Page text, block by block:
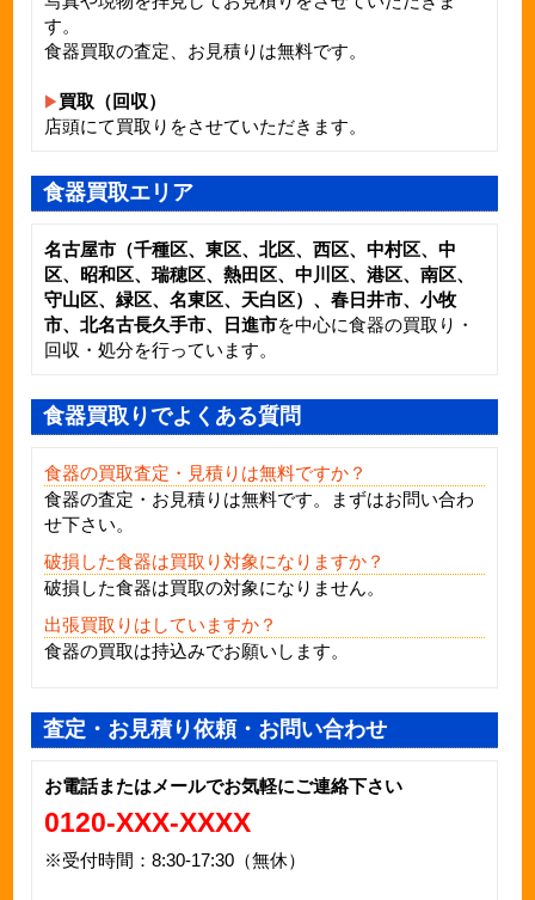
す。
食器買取の査定、お見積りは無料です。
買取（回収）
店頭にて買取りをさせていただきます。
食器買取エリア
名古屋市（千種区、東区、北区、西区、中村区、中
区、昭和区、瑞穂区、熱田区、中川区、港区、南区、
守山区、緑区、名東区、天白区）、春日井市、小牧
市、北名古長久手市、日進市を中心に食器の買取り・
回収・処分を行っています。
食器買取りでよくある質問
食器の買取査定・見積りは無料ですか？
食器の査定・お見積りは無料です。まずはお問い合わ
せ下さい。
破損した食器は買取り対象になりますか？
破損した食器は買取の対象になりません。
出張買取りはしていますか？
食器の買取は持込みでお願いします。
査定・お見積り依頼・お問い合わせ
お電話またはメールでお気軽にご連絡下さい
0120-XXX-XXXX
※受付時間：8:30-17:30（無休）